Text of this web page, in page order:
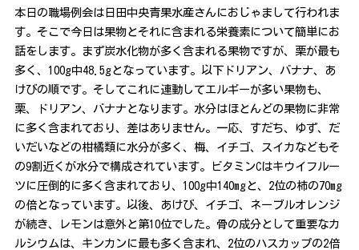
本日の職場例会は日田中央青果水産さんにおじゃまして行われま
す。そこで今日は果物とそれに含まれる栄養素について簡単にお
話をします。まず炭水化物が多く含まれる果物ですが、栗が最も
多く、100g中48.5gとなっています。以下ドリアン、バナナ、あ
けびの順です。そしてこれに連動してエルギーが多い果物も、
栗、ドリアン、バナナとなります。水分はほとんどの果物に非常
に多く含まれており、差はありません。一応、すだち、ゆず、だ
いだいなどの柑橘類に水分が多く、梅、イチゴ、スイカなどもそ
の9割近くが水分で構成されています。ビタミンCはキウイフルー
ツに圧倒的に多く含まれており、100g中140mgと、2位の柿の70mg
の倍となっています。以後、あけび、イチゴ、ネーブルオレンジ
が続き、レモンは意外と第10位でした。骨の成分として重要なカ
ルシウムは、キンカンに最も多く含まれ、2位のハスカップの2倍